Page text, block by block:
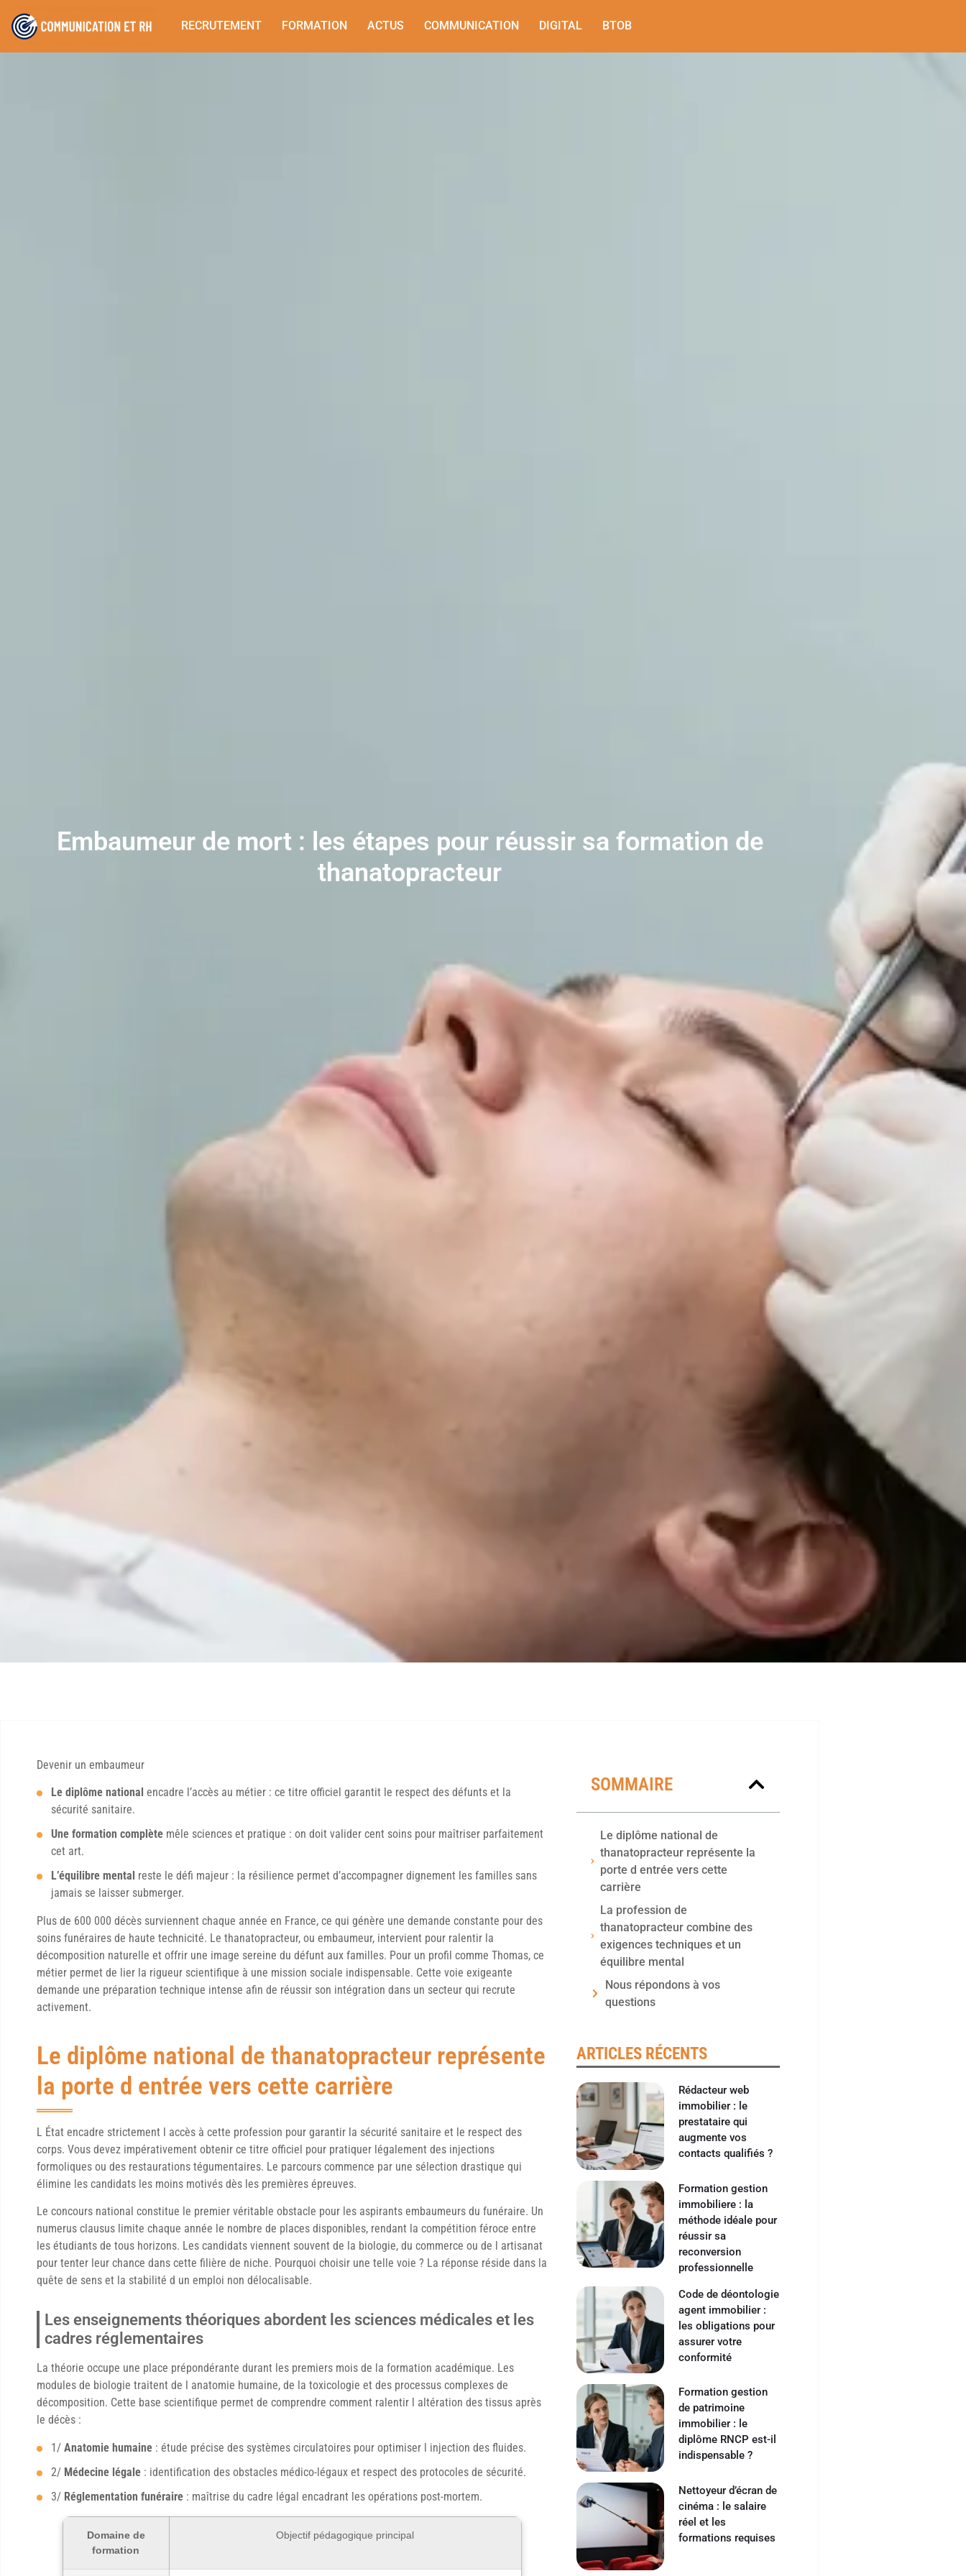
RECRUTEMENT FORMATION ACTUS COMMUNICATION DIGITAL BTOB
Embaumeur de mort : les étapes pour réussir sa formation de
thanatopracteur
Devenir un embaumeur
Le diplôme national encadre l’accès au métier : ce titre officiel garantit le respect des défunts et la
sécurité sanitaire.
Une formation complète mêle sciences et pratique : on doit valider cent soins pour maîtriser parfaitement
cet art.
L’équilibre mental reste le défi majeur : la résilience permet d’accompagner dignement les familles sans
jamais se laisser submerger.
Plus de 600 000 décès surviennent chaque année en France, ce qui génère une demande constante pour des
soins funéraires de haute technicité. Le thanatopracteur, ou embaumeur, intervient pour ralentir la
décomposition naturelle et offrir une image sereine du défunt aux familles. Pour un profil comme Thomas, ce
métier permet de lier la rigueur scientifique à une mission sociale indispensable. Cette voie exigeante
demande une préparation technique intense afin de réussir son intégration dans un secteur qui recrute
activement.
Le diplôme national de thanatopracteur représente
la porte d entrée vers cette carrière
L État encadre strictement l accès à cette profession pour garantir la sécurité sanitaire et le respect des
corps. Vous devez impérativement obtenir ce titre officiel pour pratiquer légalement des injections
formoliques ou des restaurations tégumentaires. Le parcours commence par une sélection drastique qui
élimine les candidats les moins motivés dès les premières épreuves.
Le concours national constitue le premier véritable obstacle pour les aspirants embaumeurs du funéraire. Un
numerus clausus limite chaque année le nombre de places disponibles, rendant la compétition féroce entre
les étudiants de tous horizons. Les candidats viennent souvent de la biologie, du commerce ou de l artisanat
pour tenter leur chance dans cette filière de niche. Pourquoi choisir une telle voie ? La réponse réside dans la
quête de sens et la stabilité d un emploi non délocalisable.
Les enseignements théoriques abordent les sciences médicales et les
cadres réglementaires
La théorie occupe une place prépondérante durant les premiers mois de la formation académique. Les
modules de biologie traitent de l anatomie humaine, de la toxicologie et des processus complexes de
décomposition. Cette base scientifique permet de comprendre comment ralentir l altération des tissus après
le décès :
1/ Anatomie humaine : étude précise des systèmes circulatoires pour optimiser l injection des fluides.
2/ Médecine légale : identification des obstacles médico-légaux et respect des protocoles de sécurité.
3/ Réglementation funéraire : maîtrise du cadre légal encadrant les opérations post-mortem.
Domaine de
formation
Objectif pédagogique principal
SOMMAIRE
Le diplôme national de
thanatopracteur représente la
porte d entrée vers cette
carrière
La profession de
thanatopracteur combine des
exigences techniques et un
équilibre mental
Nous répondons à vos
questions
ARTICLES RÉCENTS
Rédacteur web
immobilier : le
prestataire qui
augmente vos
contacts qualifiés ?
Formation gestion
immobiliere : la
méthode idéale pour
réussir sa
reconversion
professionnelle
Code de déontologie
agent immobilier :
les obligations pour
assurer votre
conformité
Formation gestion
de patrimoine
immobilier : le
diplôme RNCP est-il
indispensable ?
Nettoyeur d’écran de
cinéma : le salaire
réel et les
formations requises